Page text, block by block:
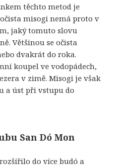
těchto metod je
misogi nemá proto v
jaký tomuto slovu
Většinou se očista
dvakrát do roka.
koupel ve vodopádech,
v zimě. Misogi je však
a úst při vstupu do
San Dó Mon
do více budó a